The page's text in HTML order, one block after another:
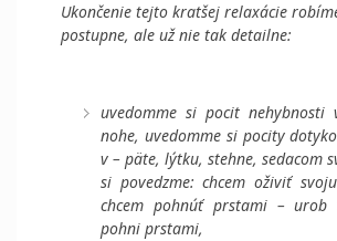
Ukončenie tejto kratšej relaxácie
postupne, ale už nie tak detailne:
uvedomme si pocit nehybnosti
nohe, uvedomme si pocity
v – päte, lýtku, stehne, sedacom
si povedzme: chcem oživiť
chcem pohnúť prstami –
pohni prstami,